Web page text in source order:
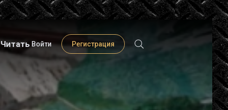
Читать Войти Регистрация